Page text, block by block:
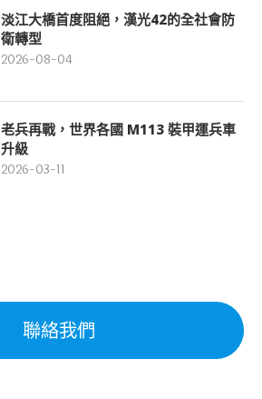
淡江大橋首度阻絕，漢光42的全社會防
衛轉型
2026-08-04
老兵再戰，世界各國 M113 裝甲運兵車
升級
2026-03-11
聯絡我們